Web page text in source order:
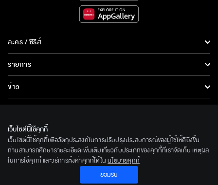
ละคร / ซีรีส์
ละคร/ซีรีส์
ซีรีส์นานาชาติ
การ์ตูน & เกม
รายการ
รายการทั้งหมด
ข่าว
ข่าวทั้งหมด
ข่าวประชาสัมพันธ์
ทีวีออนไลน์
เกี่ยวกับเรา
BEC World
รู้จักเรา
ติดตามเราได้ที่
© 2020 Bangkok Entertainment Co.,Ltd. All Rights Reserved.
เว็บไซต์นี้ใช้คุกกี้
เว็บไซต์นี้ใช้คุกกี้เพื่อวัตถุประสงค์ในการปรับปรุงประสบการณ์ของผู้ใช้ให้ดียิ่งขึ้น
ท่านสามารถศึกษารายละเอียดเพิ่มเติมเกี่ยวกับประเภทของคุกกี้ที่เราจัดเก็บ เหตุผล
ในการใช้คุกกี้ และวิธีการตั้งค่าคุกกี้ได้ใน นโยบายคุกกี้
ยอมรับ